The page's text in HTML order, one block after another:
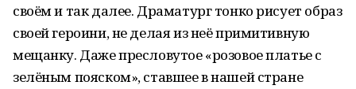
своём и так далее. Драматург тонко рисует образ
своей героини, не делая из неё примитивную
мещанку. Даже пресловутое «розовое платье с
зелёным пояском», ставшее в нашей стране